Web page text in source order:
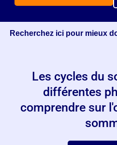
Recherchez ici pour mieux
Les cycles du
différentes
comprendre sur